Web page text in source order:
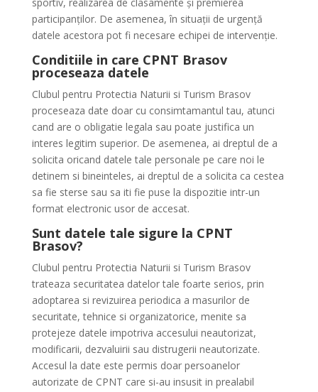
participanților. De asemenea, în situații de urgență
datele acestora pot fi necesare echipei de intervenție.
Conditiile in care CPNT Brasov
proceseaza datele
Clubul pentru Protectia Naturii si Turism Brasov
proceseaza date doar cu consimtamantul tau, atunci
cand are o obligatie legala sau poate justifica un
interes legitim superior. De asemenea, ai dreptul de a
solicita oricand datele tale personale pe care noi le
detinem si bineinteles, ai dreptul de a solicita ca cestea
sa fie sterse sau sa iti fie puse la dispozitie intr-un
format electronic usor de accesat.
Sunt datele tale sigure la CPNT
Brasov?
Clubul pentru Protectia Naturii si Turism Brasov
trateaza securitatea datelor tale foarte serios, prin
adoptarea si revizuirea periodica a masurilor de
securitate, tehnice si organizatorice, menite sa
protejeze datele impotriva accesului neautorizat,
modificarii, dezvaluirii sau distrugerii neautorizate.
Accesul la date este permis doar persoanelor
autorizate de CPNT care si-au insusit in prealabil